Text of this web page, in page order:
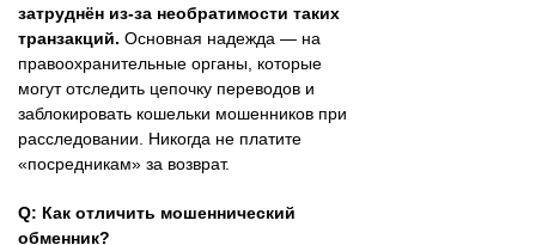
затруднён из-за необратимости таких
транзакций. Основная надежда — на
правоохранительные органы, которые
могут отследить цепочку переводов и
заблокировать кошельки мошенников при
расследовании. Никогда не платите
«посредникам» за возврат.
Q: Как отличить мошеннический
обменник?